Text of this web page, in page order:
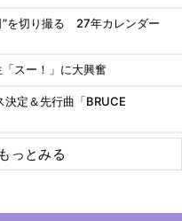
を切り撮る 27年カレンダー
スー！」に大興奮
定＆先行曲「BRUCE
っとみる